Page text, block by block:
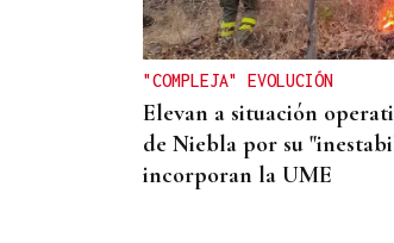
"COMPLEJA" EVOLUCIÓN
Elevan a situación
de Niebla por su
incorporan la UME